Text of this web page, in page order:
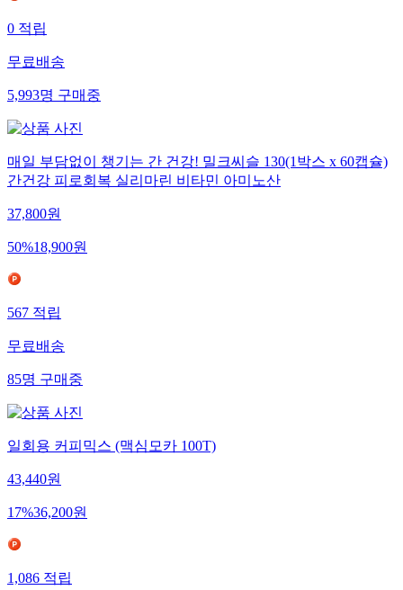
0적립
무료배송
5,993명구매중
매일 부담없이 챙기는 간 건강! 밀크씨슬 130(1박스 x 60캡슐)
간건강 피로회복 실리마린 비타민 아미노산
37,800원
50%18,900원
567적립
무료배송
85명구매중
일회용 커피믹스 (맥심모카 100T)
43,440원
17%36,200원
1,086적립